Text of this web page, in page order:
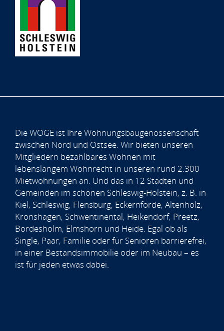
Die WOGE ist Ihre Wohnungsbaugenossenschaft
zwischen Nord und Ostsee. Wir bieten unseren
Mitgliedern bezahlbares Wohnen mit
lebenslangem Wohnrecht in unseren rund 2.300
Mietwohnungen an. Und das in 12 Städten und
Gemeinden im schönen Schleswig-Holstein, z. B. in
Kiel, Schleswig, Flensburg, Eckernförde, Altenholz,
Kronshagen, Schwentinental, Heikendorf, Preetz,
Bordesholm, Elmshorn und Heide. Egal ob als
Single, Paar, Familie oder für Senioren barrierefrei,
in einer Bestandsimmobilie oder im Neubau – es
ist für jeden etwas dabei.